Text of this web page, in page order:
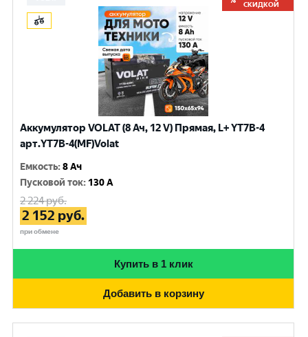
СКИДКОЙ
Аккумулятор VOLAT (8 Ач, 12 V) Прямая, L+ YT7B-4
арт.YT7B-4(MF)Volat
Емкость:8 Ач
Пусковой ток: 130 A
2 224руб.
2 152 руб.
при обмене
Купить в 1 клик
Добавить в корзину